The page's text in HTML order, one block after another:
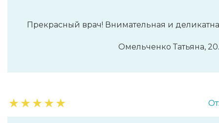
Прекрасный врач! Внимательная и
Омельченко Татьяна,
★★★★★